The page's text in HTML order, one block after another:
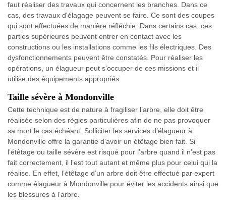
faut réaliser des travaux qui concernent les branches. Dans ce
cas, des travaux d'élagage peuvent se faire. Ce sont des coupes
qui sont effectuées de manière réfléchie. Dans certains cas, ces
parties supérieures peuvent entrer en contact avec les
constructions ou les installations comme les fils électriques. Des
dysfonctionnements peuvent être constatés. Pour réaliser les
opérations, un élagueur peut s'occuper de ces missions et il
utilise des équipements appropriés.
Taille sévère à Mondonville
Cette technique est de nature à fragiliser l’arbre, elle doit être
réalisée selon des règles particulières afin de ne pas provoquer
sa mort le cas échéant. Solliciter les services d’élagueur à
Mondonville offre la garantie d’avoir un étêtage bien fait. Si
l’étêtage ou taille sévère est risqué pour l’arbre quand il n’est pas
fait correctement, il l’est tout autant et même plus pour celui qui la
réalise. En effet, l’étêtage d’un arbre doit être effectué par expert
comme élagueur à Mondonville pour éviter les accidents ainsi que
les blessures à l’arbre.